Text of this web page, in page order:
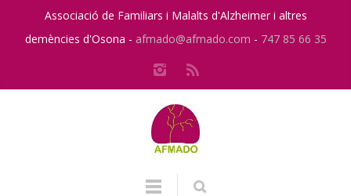
Associació de Familiars i Malalts d'Alzheimer i altres
demències d'Osona - afmado@afmado.com - 747 85 66 35